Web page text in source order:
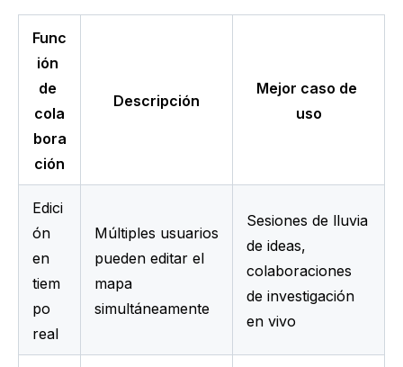
Func
ión
de
cola
bora
ción
Descripción
Mejor caso de
uso
Edici
ón
en
tiem
po
real
Múltiples usuarios
pueden editar el
mapa
simultáneamente
Sesiones de lluvia
de ideas,
colaboraciones
de investigación
en vivo